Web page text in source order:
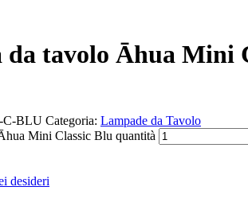
da tavolo Āhua Mini
BLU Categoria: Lampade da Tavolo
Mini Classic Blu quantità
desideri